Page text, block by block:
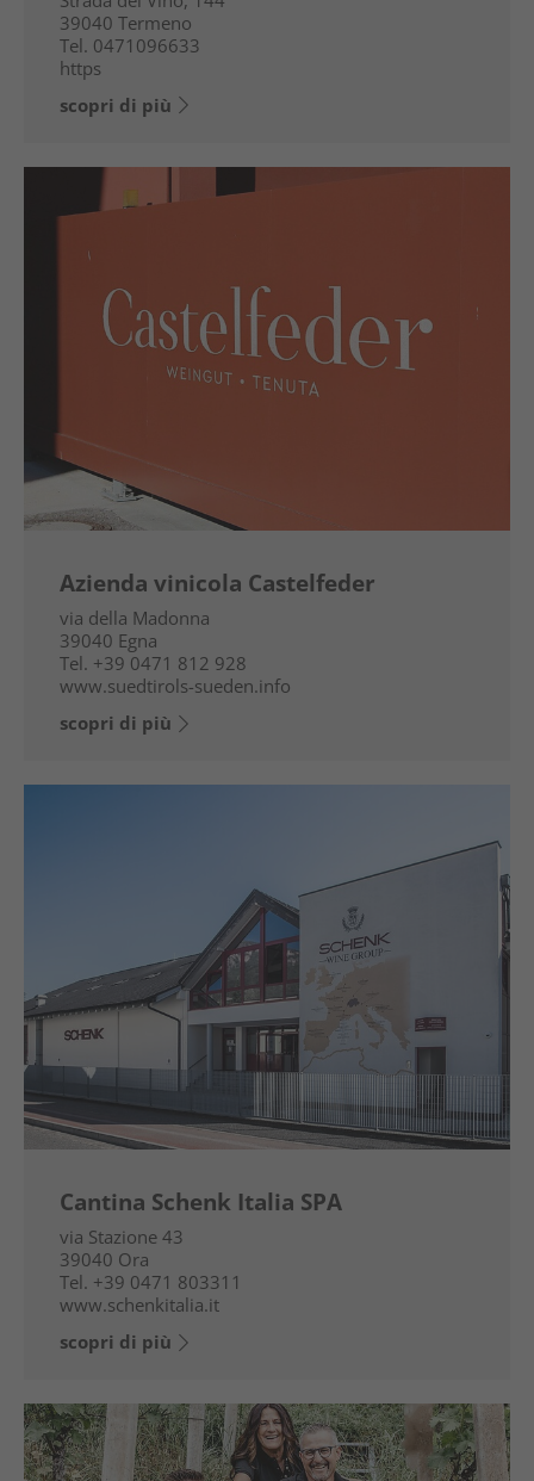
39040 Termeno
Tel. 0471096633
https
scopri di più
Azienda vinicola Castelfeder
via della Madonna
39040 Egna
Tel. +39 0471 812 928
www.suedtirols-sueden.info
scopri di più
Cantina Schenk Italia SPA
via Stazione 43
39040 Ora
Tel. +39 0471 803311
www.schenkitalia.it
scopri di più